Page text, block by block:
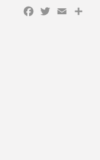
Facebook
Twitter
Email